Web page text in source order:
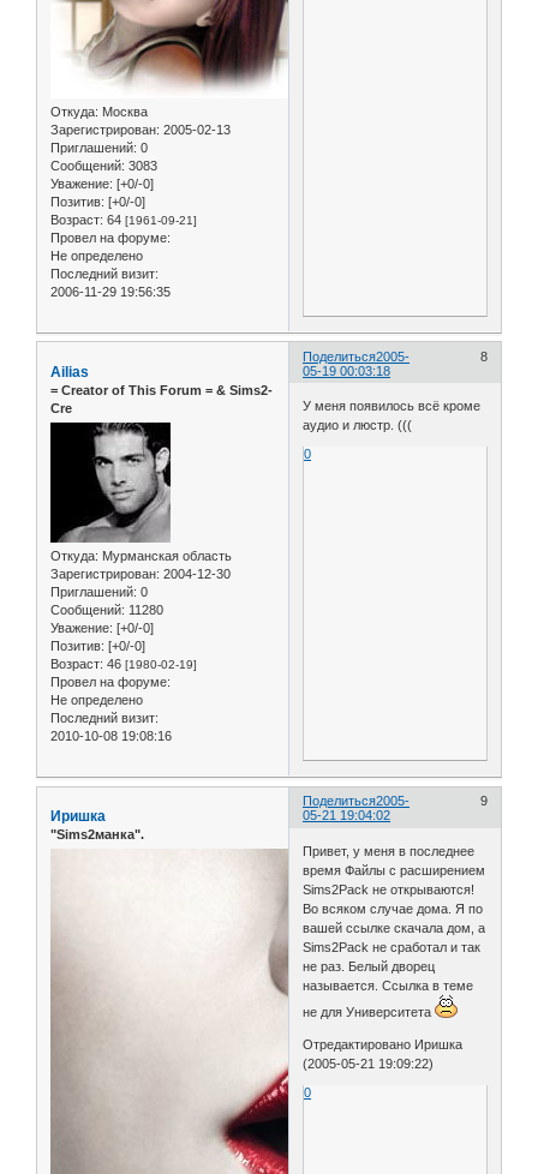
Откуда: Москва
Зарегистрирован: 2005-02-13
Приглашений: 0
Сообщений: 3083
Уважение: [+0/-0]
Позитив: [+0/-0]
Возраст: 64 [1961-09-21]
Провел на форуме:
Не определено
Последний визит:
2006-11-29 19:56:35
Поделиться 8
2005-
05-19 00:03:18
Ailias
= Сreator of This Forum = & Sims2-
Cre
Откуда: Мурманская область
Зарегистрирован: 2004-12-30
Приглашений: 0
Сообщений: 11280
Уважение: [+0/-0]
Позитив: [+0/-0]
Возраст: 46 [1980-02-19]
Провел на форуме:
Не определено
Последний визит:
2010-10-08 19:08:16
У меня появилось всё кроме
аудио и люстр. (((
0
Поделиться 9
2005-
05-21 19:04:02
Иришка
"Sims2манка".
Привет, у меня в последнее
время Файлы с расширением
Sims2Pack не открываются!
Во всяком случае дома. Я по
вашей ссылке скачала дом, а
Sims2Pack не сработал и так
не раз. Белый дворец
называется. Ссылка в теме
не для Университета
Отредактировано Иришка
(2005-05-21 19:09:22)
0